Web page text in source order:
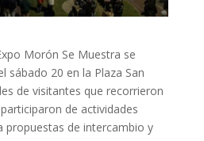
Morón Se Muestra se
sábado 20 en la Plaza San
de visitantes que recorrieron
de actividades
propuestas de intercambio y